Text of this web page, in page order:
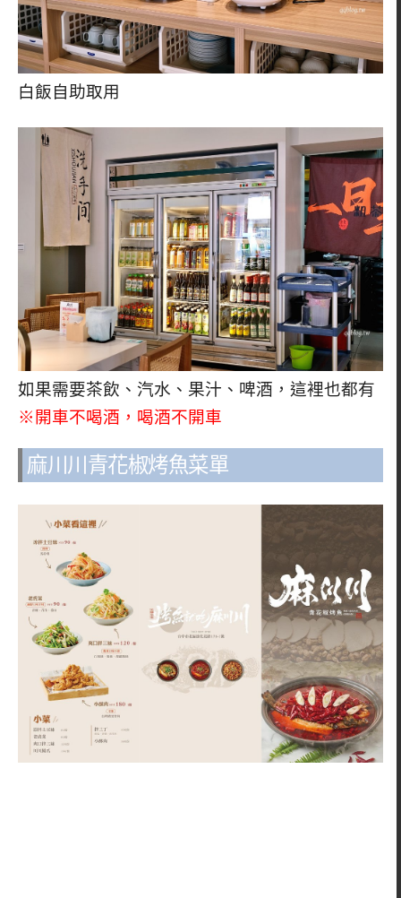
白飯自助取用
如果需要茶飲、汽水、果汁、啤酒，這裡也都有
※開車不喝酒，喝酒不開車
麻川川青花椒烤魚菜單